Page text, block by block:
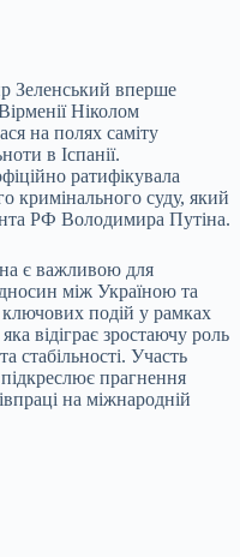
Зеленський вперше
Ніколом
на полях саміту
в Іспанії.
ратифікувала
кримінального суду, який
РФ Володимира Путіна.
є важливою для
між Україною та
подій у рамках
відіграє зростаючу роль
стабільності. Участь
прагнення
на міжнародній